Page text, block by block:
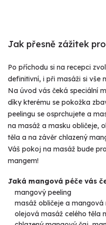
Jak přesně zážitek
Po příchodu si na recepci
definitivní, i při masáži si vše
Na úvod vás čeká speciální
díky kterému se pokožka
peelingu se osprchujete a
na masáž a masku obličeje,
těla a na závěr chlazený
Váš pokoj na masáž bude
mangem!
Jaká mangová péče vás
mangový peeling
masáž obličeje a mangová
olejová masáž celého těla